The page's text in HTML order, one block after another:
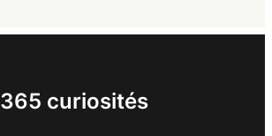
365 curiosités